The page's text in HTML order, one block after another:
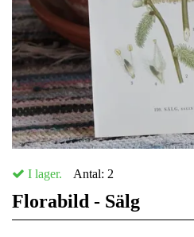
I lager. Antal: 2
Florabild - Sälg